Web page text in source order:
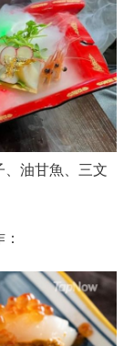
油甘魚、三文